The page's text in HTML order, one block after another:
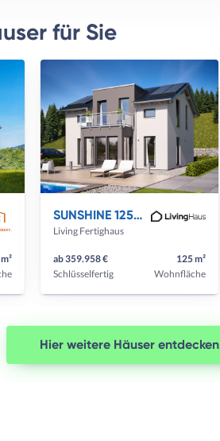
für Sie
SUNSHINE 125 V4
Living Fertighaus
ab 359.958 €
Schlüsselfertig
125 m²
Wohnfläche
Hier weitere Häuser entdecken